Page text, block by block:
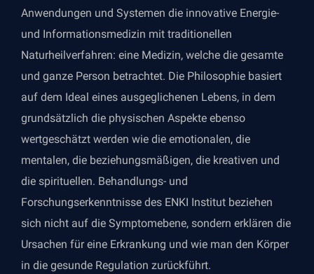
Anwendungen und Systemen die innovative Energie-
und Informationsmedizin mit traditionellen
Naturheilverfahren: eine Medizin, welche die gesamte
und ganze Person betrachtet. Die Philosophie basiert
auf dem Ideal eines ausgeglichenen Lebens, in dem
grundsätzlich die physischen Aspekte ebenso
wertgeschätzt werden wie die emotionalen, die
mentalen, die beziehungsmäßigen, die kreativen und
die spirituellen. Behandlungs- und
Forschungserkenntnisse des ENKI Institut beziehen
sich nicht auf die Symptomebene, sondern erklären die
Ursachen für eine Erkrankung und wie man den Körper
in die gesunde Regulation zurückführt.